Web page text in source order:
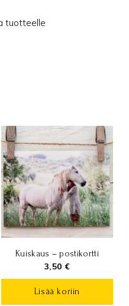
tuotteelle
Kuiskaus – postikortti
3,50 €
Lisää koriin